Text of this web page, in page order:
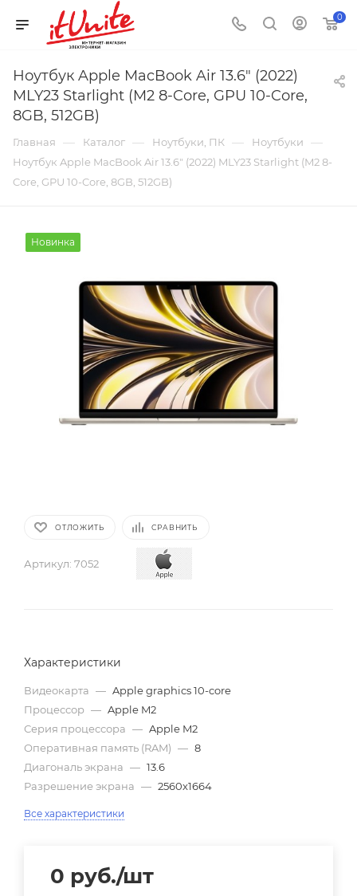
0
Ноутбук Apple MacBook Air 13.6" (2022)
MLY23 Starlight (M2 8-Core, GPU 10-Core,
8GB, 512GB)
Главная — Каталог — Ноутбуки, ПК — Ноутбуки —
Ноутбук Apple MacBook Air 13.6" (2022) MLY23 Starlight (M2 8-
Core, GPU 10-Core, 8GB, 512GB)
Новинка
ОТЛОЖИТЬ СРАВНИТЬ
Артикул: 7052
Характеристики
Видеокарта — Apple graphics 10-core
Процессор — Apple M2
Серия процессора — Apple M2
Оперативная память (RAM) — 8
Диагональ экрана — 13.6
Разрешение экрана — 2560x1664
Все характеристики
0 руб./шт